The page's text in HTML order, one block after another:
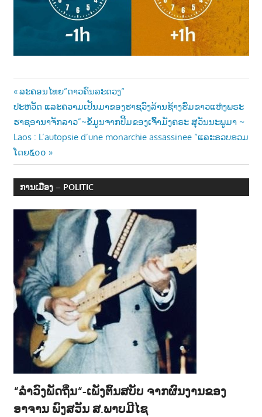
Post
navigation
Previous
Post:
ລະຄອນໄທຍ“ດາວຄົນລະດວງ“
Next
Post:
ປະຫວັດ ແລະຄວາມເປັນມາຂອງຮາຊວົງລ້ານຊ້າງຮົ່ມຂາວແຫ່ງພຣະ
ຮາຊອານາຈັກລາວ”~ຂໍ້ມູນຈາກປື້ມຂອງເຈົ້າມັງຄຣະ ສຸວັນນະພູມາ ~
Laos : L’autopsie d’une monarchie assassinee “ແລະຣວບຣວມ
ໂດຍ໕໐໐
ການເມືອງ – POLITIC
“ລຳວົງພັດຖິ່ນ“-ເພັງຕົ້ນສບັບ ຈາກຜົນງານຂອງ
ອາຈານ ພົງສວັນ ສ.ພາບມີໄຊ